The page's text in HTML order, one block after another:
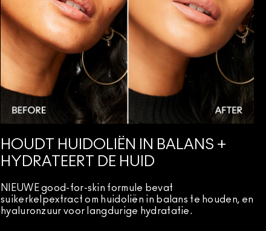
HOUDT HUIDOLIËN IN BALANS +
HYDRATEERT DE HUID
NIEUWE good-for-skin formule bevat
suikerkelpextract om huidoliën in balans te houden, en
hyaluronzuur voor langdurige hydratatie.